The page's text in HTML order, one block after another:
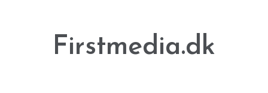
Firstmedia.dk